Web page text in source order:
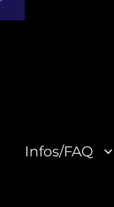
Infos/FAQ